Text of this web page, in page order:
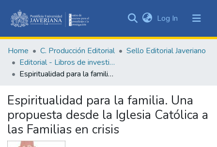
&
Collections
Statistics
Log In (current)
Home C. Producción Editorial
Sello Editorial Javeriano
Editorial - Libros de investigación
Espiritualidad para la familia. Una propuesta desde la Iglesia Católica a las Familias en crisis
Espiritualidad para la familia. Una
propuesta desde la Iglesia Católica a
las Familias en crisis